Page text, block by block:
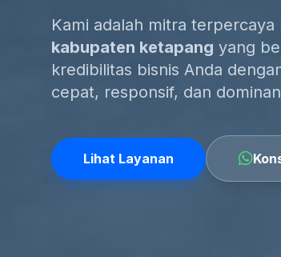
Kami adalah mitra terpercaya
kabupaten ketapang yang
kredibilitas bisnis Anda
cepat, responsif, dan
Lihat Layanan